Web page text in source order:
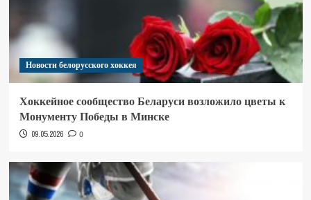
Новости белорусского хоккея
Хоккейное сообщество Беларуси возложило цветы к
Монументу Победы в Минске
09.05.2026 0